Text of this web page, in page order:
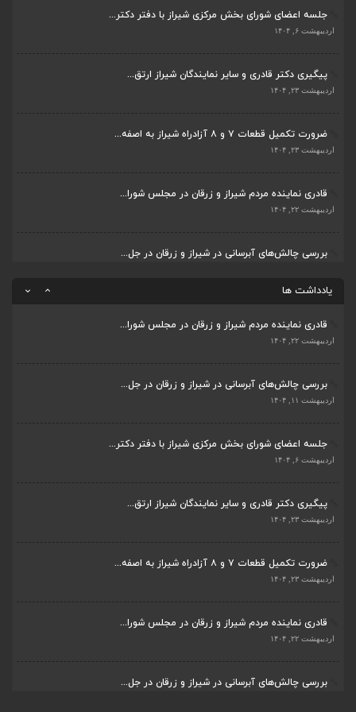
جلسه اعضای شورای بخش مرکزی شیراز با دفتر دکتر...
اردیبهشت ۶, ۱۴۰۴
پیگیری دکتر قادری و سایر نمایندگان شیراز ارتق...
اردیبهشت ۲۳, ۱۴۰۴
ضرورت تکمیل قطعات ۷ و ۸ آزادراه شیراز به اصفه...
اردیبهشت ۲۳, ۱۴۰۴
قادری نماینده مردم شیراز و زرقان در مجلس شورا...
اردیبهشت ۲۲, ۱۴۰۴
بررسی چالش‌های آبرسانی در شیراز و زرقان در جل...
یادداشت ها
قادری نماینده مردم شیراز و زرقان در مجلس شورا...
بررسی چالش‌های آبرسانی در شیراز و زرقان در جل...
جلسه اعضای شورای بخش مرکزی شیراز با دفتر دکتر...
پیگیری دکتر قادری و سایر نمایندگان شیراز ارتق...
قادری نماینده مردم شیراز و زرقان در مجلس شورا...
اردیبهشت ۲۲, ۱۴۰۴
بررسی چالش‌های آبرسانی در شیراز و زرقان در جل...
اردیبهشت ۱۱, ۱۴۰۴
جلسه اعضای شورای بخش مرکزی شیراز با دفتر دکتر...
اردیبهشت ۶, ۱۴۰۴
پیگیری دکتر قادری و سایر نمایندگان شیراز ارتق...
اردیبهشت ۲۳, ۱۴۰۴
ضرورت تکمیل قطعات ۷ و ۸ آزادراه شیراز به اصفه...
اردیبهشت ۲۳, ۱۴۰۴
قادری نماینده مردم شیراز و زرقان در مجلس شورا...
اردیبهشت ۲۲, ۱۴۰۴
بررسی چالش‌های آبرسانی در شیراز و زرقان در جل...